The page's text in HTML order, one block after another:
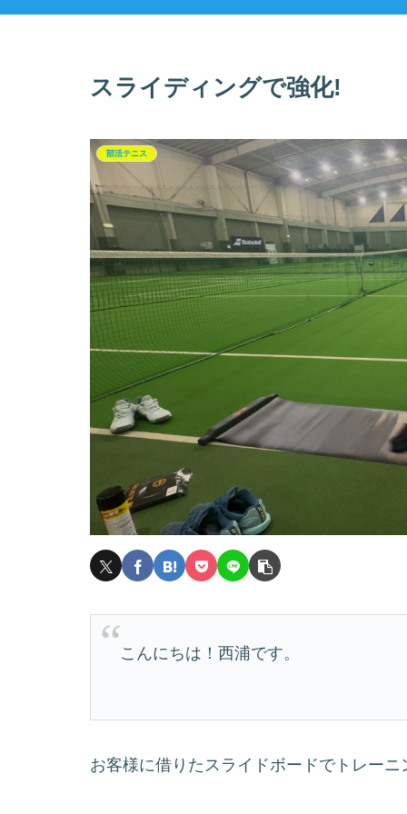
スライディングで強化!
部活テニス
こんにちは！西浦です。
お客様に借りたスライドボードでトレーニ